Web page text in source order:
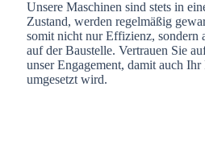
Unsere Maschinen sind stets in
Zustand, werden regelmäßig
somit nicht nur Effizienz, sondern
auf der Baustelle. Vertrauen Sie
unser Engagement, damit auch
umgesetzt wird.